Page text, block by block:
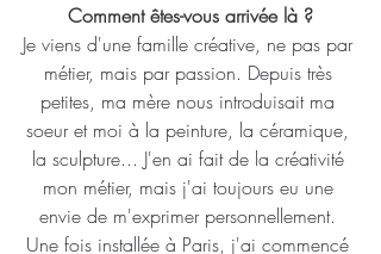
Comment êtes-vous arrivée là ?
Je viens d'une famille créative, ne pas par
métier, mais par passion. Depuis très
petites, ma mère nous introduisait ma
soeur et moi à la peinture, la céramique,
la sculpture... J'en ai fait de la créativité
mon métier, mais j'ai toujours eu une
envie de m'exprimer personnellement.
Une fois installée à Paris, j'ai commencé